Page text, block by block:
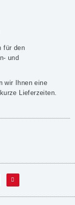
für den
und
wir Ihnen eine
Lieferzeiten.